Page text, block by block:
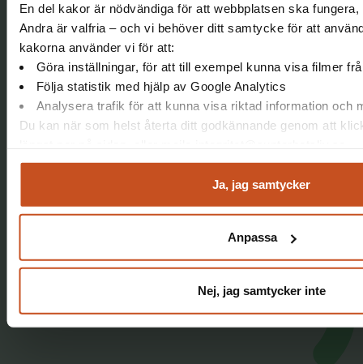
En del kakor är nödvändiga för att webbplatsen ska
Andra är valfria – och vi behöver ditt samtycke för att
kakorna använder vi för att:
Göra inställningar, för att till exempel kunna visa filmer
Följa statistik med hjälp av Google Analytics
Analysera trafik för att kunna visa riktad information och
Du kan när som helst återta ditt godkännande genom att
Ja, jag samtycker
Anpassa
Nej, jag samtycker inte